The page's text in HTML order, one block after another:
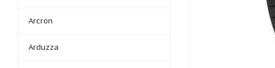
Arcron
Arduzza